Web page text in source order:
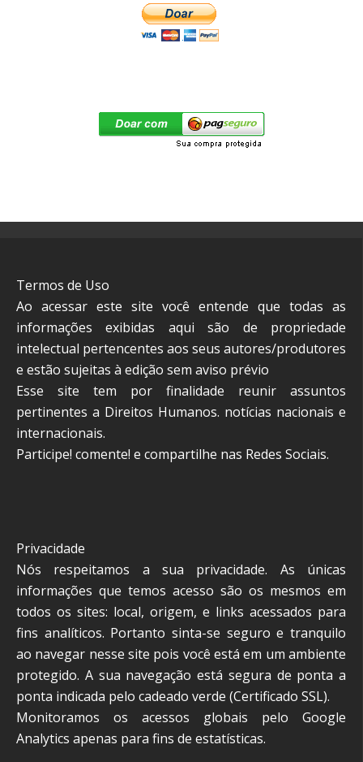
Termos de Uso
Ao acessar este site você entende que todas as
informações exibidas aqui são de propriedade
intelectual pertencentes aos seus autores/produtores
e estão sujeitas à edição sem aviso prévio
Esse site tem por finalidade reunir assuntos
pertinentes a Direitos Humanos. notícias nacionais e
internacionais.
Participe! comente! e compartilhe nas Redes Sociais.
Privacidade
Nós respeitamos a sua privacidade. As únicas
informações que temos acesso são os mesmos em
todos os sites: local, origem, e links acessados para
fins analíticos. Portanto sinta-se seguro e tranquilo
ao navegar nesse site pois você está em um ambiente
protegido. A sua navegação está segura de ponta a
ponta indicada pelo cadeado verde (Certificado SSL).
Monitoramos os acessos globais pelo Google
Analytics apenas para fins de estatísticas.